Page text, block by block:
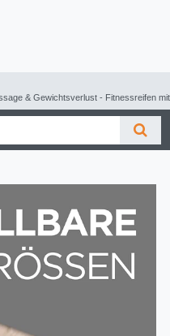
& Gewichtsverlust - Fitnessreifen